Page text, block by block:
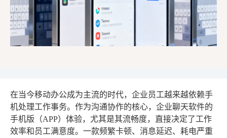
在当今移动办公成为主流的时代，企业员工越来越依赖手
机处理工作事务。作为沟通协作的核心，企业聊天软件的
手机版（APP）体验，尤其是其流畅度，直接决定了工作
效率和员工满意度。一款频繁卡顿、消息延迟、耗电严重